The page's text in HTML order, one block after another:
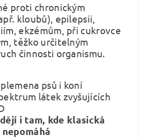
proti chronickým
kloubů), epilepsii,
ekzémům, při cukrovce
těžko určitelným
činnosti organismu.
psů i koní
látek zvyšujících
i tam, kde klasická